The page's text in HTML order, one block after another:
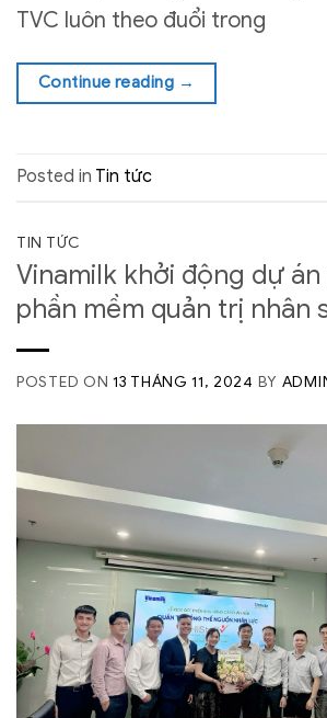
TVC luôn theo đuổi trong
Continue reading →
Posted in Tin tức
TIN TỨC
Vinamilk khởi động dự
phần mềm quản trị nhân
POSTED ON 13 THÁNG 11, 2024 BY